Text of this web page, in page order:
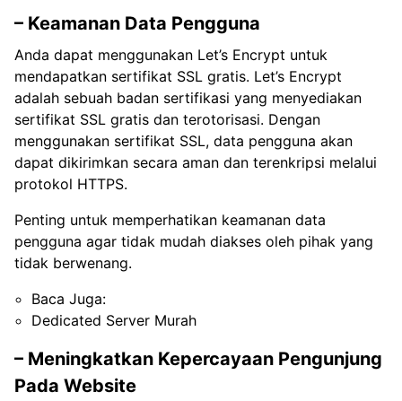
– Keamanan Data Pengguna
Anda dapat menggunakan Let’s Encrypt untuk
mendapatkan sertifikat SSL gratis. Let’s Encrypt
adalah sebuah badan sertifikasi yang menyediakan
sertifikat SSL gratis dan terotorisasi. Dengan
menggunakan sertifikat SSL, data pengguna akan
dapat dikirimkan secara aman dan terenkripsi melalui
protokol HTTPS.
Penting untuk memperhatikan keamanan data
pengguna agar tidak mudah diakses oleh pihak yang
tidak berwenang.
Baca Juga:
Dedicated Server Murah
– Meningkatkan Kepercayaan Pengunjung
Pada Website